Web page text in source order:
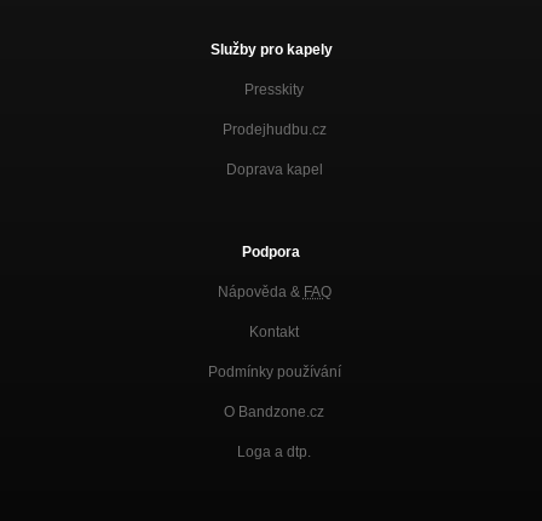
Služby pro kapely
Presskity
Prodejhudbu.cz
Doprava kapel
Podpora
Nápověda & FAQ
Kontakt
Podmínky používání
O Bandzone.cz
Loga a dtp.